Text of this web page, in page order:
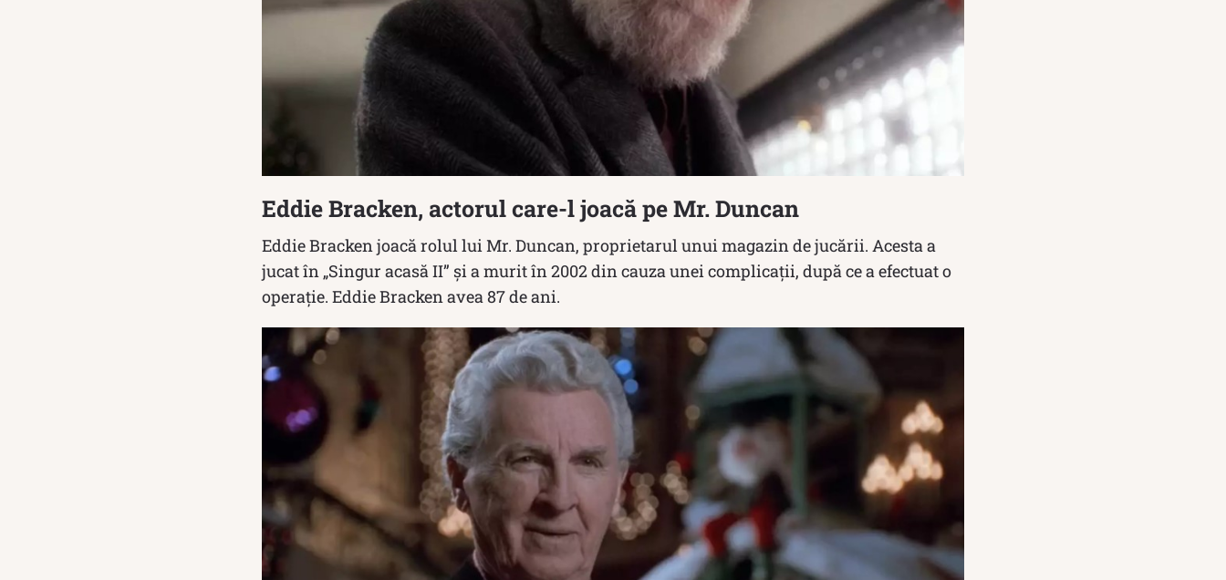
Eddie Bracken, actorul care-l joacă pe Mr. Duncan
Eddie Bracken joacă rolul lui Mr. Duncan, proprietarul unui magazin de jucării. Acesta a
jucat în „Singur acasă II” și a murit în 2002 din cauza unei complicații, după ce a efectuat o
operație. Eddie Bracken avea 87 de ani.